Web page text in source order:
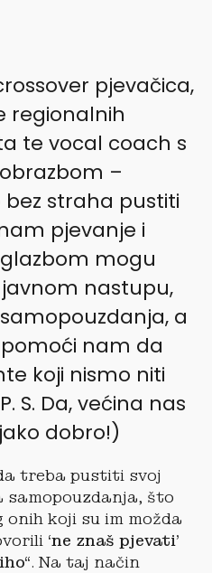
pjevačica,
regionalnih
te vocal coach s
–
straha pustiti
pjevanje i
glazbom mogu
nastupu,
a
nam da
koji nismo niti
S. Da, većina nas
dobro!)
treba pustiti svoj
samopouzdanja, što
koji su im možda
‘ne znaš pjevati’
. Na taj način